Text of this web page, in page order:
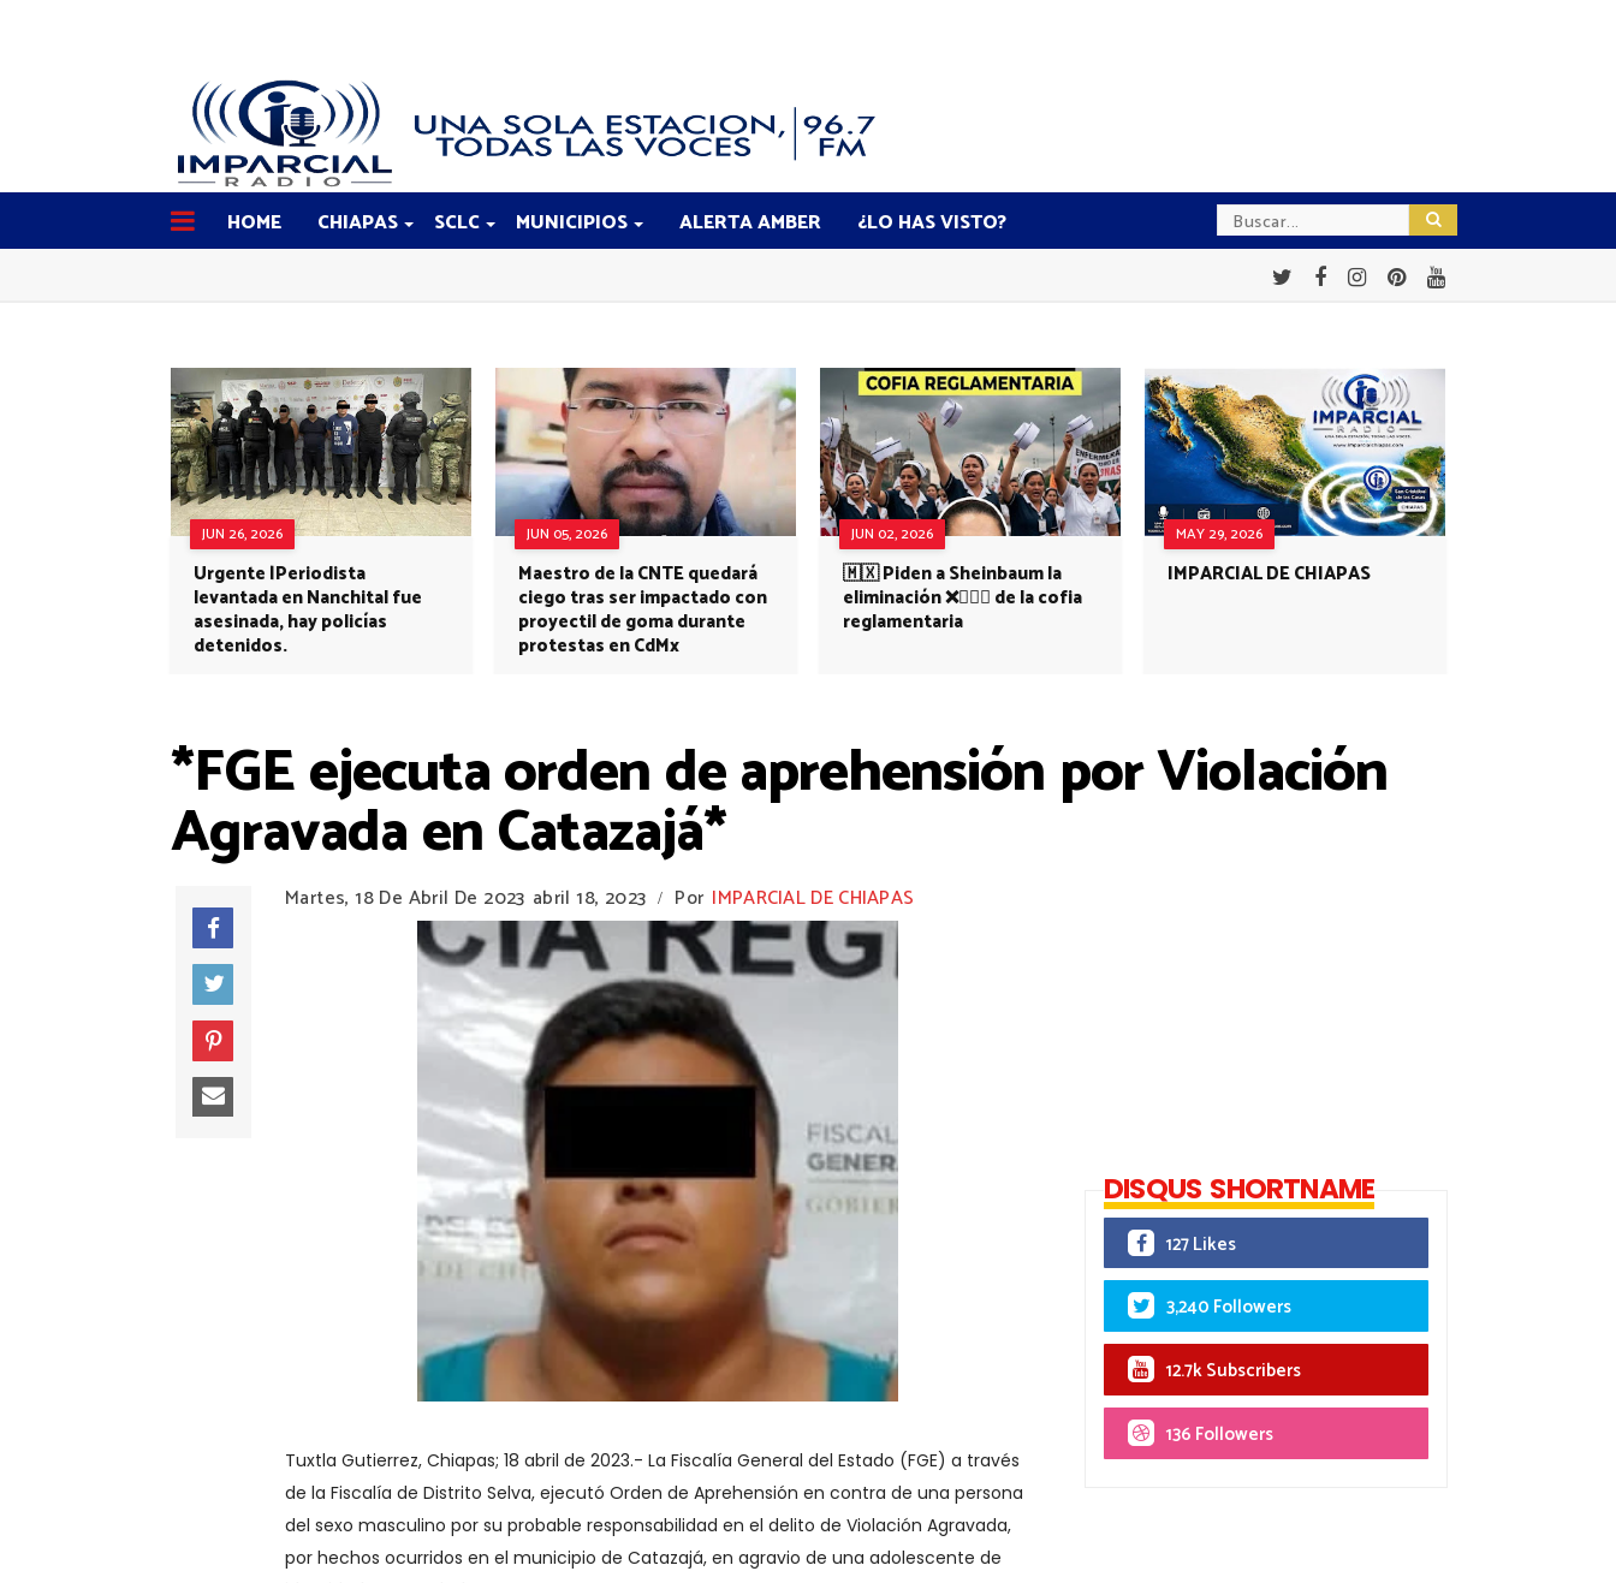
HOME CHIAPAS SCLC MUNICIPIOS ALERTA AMBER ¿LO HAS VISTO?
JUN 26, 2026
Urgente |Periodista
levantada en Nanchital fue
asesinada, hay policías
detenidos.
JUN 05, 2026
Maestro de la CNTE quedará
ciego tras ser impactado con
proyectil de goma durante
protestas en CdMx
JUN 02, 2026
🇲🇽 Piden a Sheinbaum la
eliminación ❌👩🏻‍⚕️ de la cofia
reglamentaria
MAY 29, 2026
IMPARCIAL DE CHIAPAS
*FGE ejecuta orden de aprehensión por Violación
Agravada en Catazajá*
Martes, 18 De Abril De 2023 abril 18, 2023 / Por IMPARCIAL DE CHIAPAS
Tuxtla Gutierrez, Chiapas; 18 abril de 2023.- La Fiscalía General del Estado (FGE) a través
de la Fiscalía de Distrito Selva, ejecutó Orden de Aprehensión en contra de una persona
del sexo masculino por su probable responsabilidad en el delito de Violación Agravada,
por hechos ocurridos en el municipio de Catazajá, en agravio de una adolescente de
DISQUS SHORTNAME
127 Likes
3,240 Followers
12.7k Subscribers
136 Followers